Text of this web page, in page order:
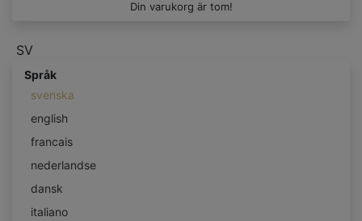
Din varukorg är tom!
SV
Språk
svenska
english
francais
nederlandse
dansk
italiano